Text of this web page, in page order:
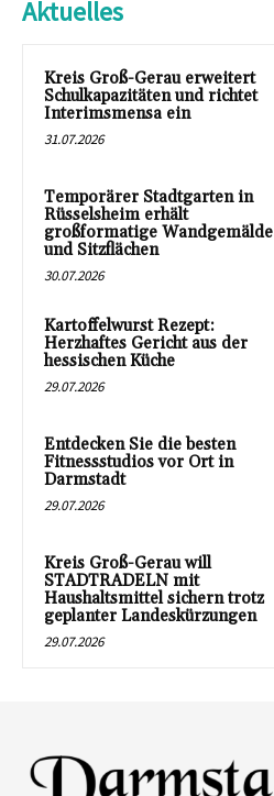
Aktuelles
Kreis Groß-Gerau erweitert
Schulkapazitäten und richtet
Interimsmensa ein
31.07.2026
Temporärer Stadtgarten in
Rüsselsheim erhält
großformatige Wandgemälde
und Sitzflächen
30.07.2026
Kartoffelwurst Rezept:
Herzhaftes Gericht aus der
hessischen Küche
29.07.2026
Entdecken Sie die besten
Fitnessstudios vor Ort in
Darmstadt
29.07.2026
Kreis Groß-Gerau will
STADTRADELN mit
Haushaltsmittel sichern trotz
geplanter Landeskürzungen
29.07.2026